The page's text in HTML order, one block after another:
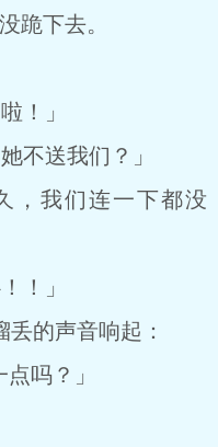
跪下去。
！」
送我们？」
我们连一下都没
！」
的声音响起：
吗？」